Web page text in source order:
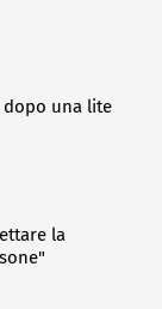
dopo una lite
la